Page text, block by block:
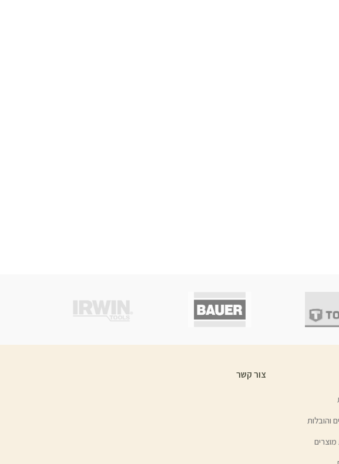
והובלות
מוצרים
צור קשר